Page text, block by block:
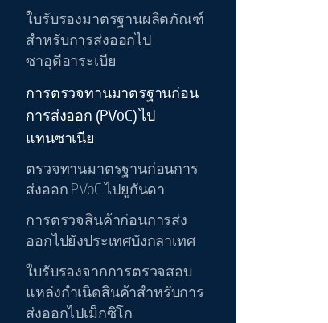
ใบรับรองมาตรฐานผลิตภัณฑ์
สำหรับการส่งออกไป
ซาอุดีอาระเบีย
การตรวจทานมาตรฐานก่อน
การส่งออก (PVoC) ไป
แทนซาเนีย
ตรวจทานมาตรฐานก่อนการ
ส่งออก PVoC ไปยูกันดา
การตรวจสินค้าก่อนการส่ง
ออกไปยังประเทศบังกลาเทศ
ใบรับรองจากการตรวจสอบ
แหล่งกำเนิดสินค้าสำหรับการ
ส่งออกไปเม็กซิโก